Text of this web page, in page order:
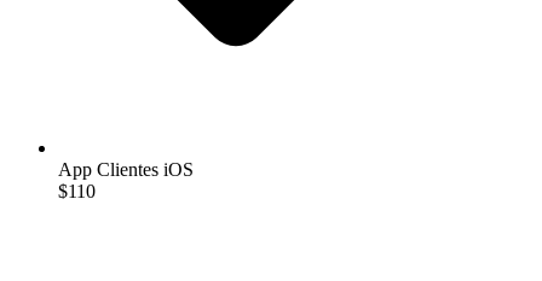
App Clientes iOS
$110